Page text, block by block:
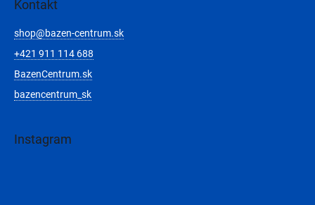
Kontakt
shop@bazen-centrum.sk
+421 911 114 688
BazenCentrum.sk
bazencentrum_sk
Instagram